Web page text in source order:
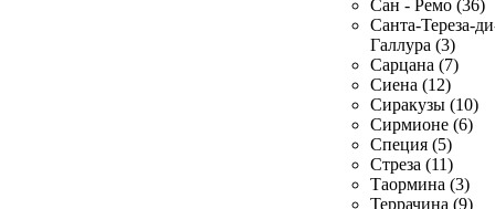
Сан - Ремо (36)
Санта-Тереза-
Галлура (3)
Сарцана (7)
Сиена (12)
Сиракузы (10)
Сирмионе (6)
Специя (5)
Стреза (11)
Таормина (3)
Террачина (9)